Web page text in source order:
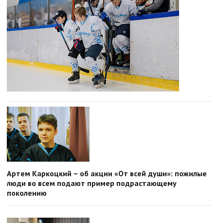
Артем Каркоцкий – об акции «От всей души»: пожилые
люди во всем подают пример подрастающему
поколению